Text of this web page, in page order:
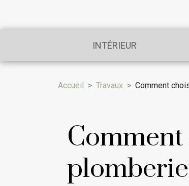
INTÉRIEUR
Accueil Travaux Comment